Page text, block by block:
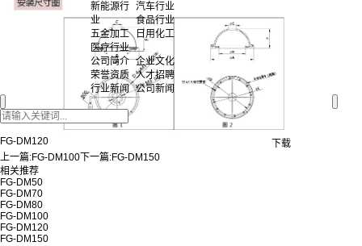
新能源行
业
汽车行业
食品行业
五金加工
日用化工
医疗行业
公司简介 企业文化
荣誉资质 人才招聘
行业新闻 公司新闻
FG-DM120
下载
上一篇:FG-DM100 下一篇:FG-DM150
相关推荐
FG-DM50
FG-DM70
FG-DM80
FG-DM100
FG-DM120
FG-DM150